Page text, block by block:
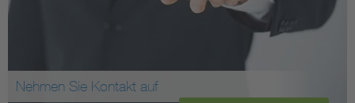
Nehmen Sie Kontakt auf